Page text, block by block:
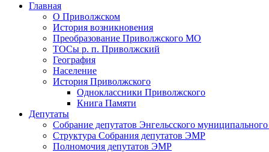
Главная
О Приволжском
История возникновения
Преобразование Приволжского МО
ТОСы р. п. Приволжский
География
Население
История Приволжского
Одноклассники Приволжского
Книга Памяти
Депутаты
Собрание депутатов Энгельсского
Структура Собрания депутатов ЭМР
Полномочия депутатов ЭМР